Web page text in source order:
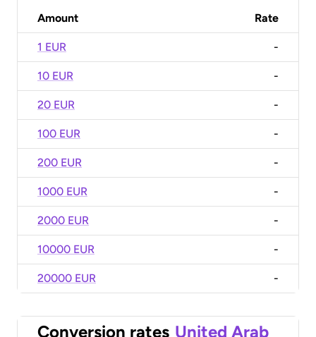
Amount Rate
1 EUR -
10 EUR -
20 EUR -
100 EUR -
200 EUR -
1000 EUR -
2000 EUR -
10000 EUR -
20000 EUR -
Conversion rates United Arab